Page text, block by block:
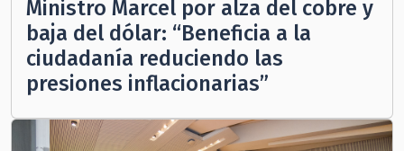
Ministro Marcel por alza del cobre y
baja del dólar: “Beneficia a la
ciudadanía reduciendo las
presiones inflacionarias”